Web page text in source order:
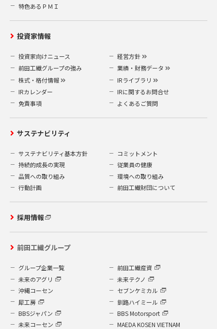
特色あるＰＭＩ
投資家情報
投資家向けニュース
経営方針
前田工繊グループの強み
業績・財務データ
株式・格付情報
IRライブラリ
IRカレンダー
IRに関するお問合せ
免責事項
よくあるご質問
サステナビリティ
サステナビリティ基本方針
コミットメント
持続的成長の実現
従業員の健康
品質への取り組み
環境への取り組み
行動計画
前田工繊財団について
採用情報
前田工繊グループ
グループ企業一覧
前田工繊産資
未来のアグリ
未来テクノ
沖縄コーセン
セブンケミカル
犀工房
釧路ハイミール
BBSジャパン
BBS Motorsport
未来コーセン
MAEDA KOSEN VIETNAM